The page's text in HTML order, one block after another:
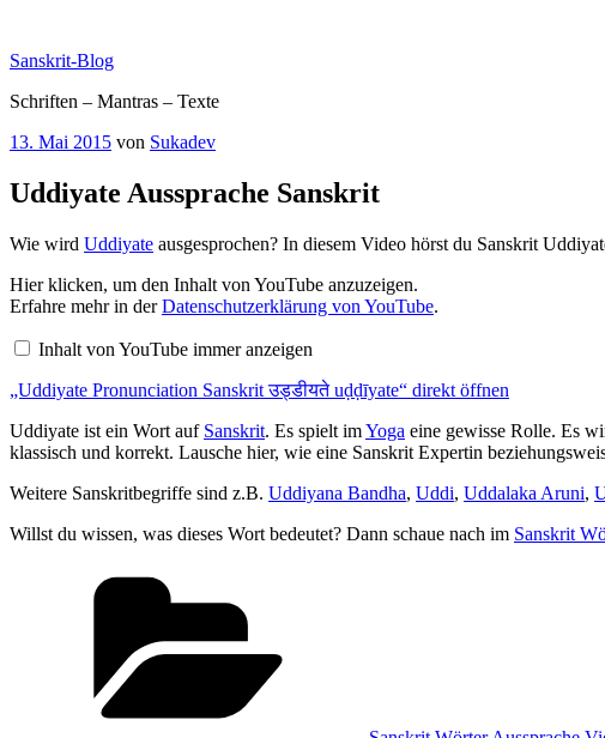
springen
Sanskrit-Blog
Schriften – Mantras – Texte
Veröffentlicht
13. Mai 2015 von Sukadev
Uddiyate Aussprache Sanskrit
Wie wird Uddiyate ausgesprochen? In diesem Video hörst du Sanskrit
„Uddiyate
Pronunciation
Sanskrit
uḍḍīyate“
YouTube
Hier klicken, um den Inhalt von YouTube anzuzeigen.
Erfahre mehr in derDatenschutzerklärung von YouTube.
Inhalt von YouTube immer anzeigen
„Uddiyate Pronunciation Sanskrit उड्डीयते uḍḍīyate“ direkt öffnen
Uddiyate ist ein Wort auf Sanskrit. Es spielt imYoga eine gewisse Rolle. Es
klassisch und korrekt. Lausche hier, wie eine Sanskrit Expertin
Weitere Sanskritbegriffe sind z.B. Uddiyana Bandha, Uddi, Uddalaka Aruni,
Willst du wissen, was dieses Wort bedeutet? Dann schaue nach im Sanskrit